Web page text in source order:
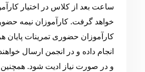
ساعت بعد از کلاس در اختیار
خواهد گرفت. کارآموزان نیمه
کارآموزان حضوری تمرینات پایان
انجام داده و در انجمن ارسال
و در صورت نیاز ادیت شود. همچنین